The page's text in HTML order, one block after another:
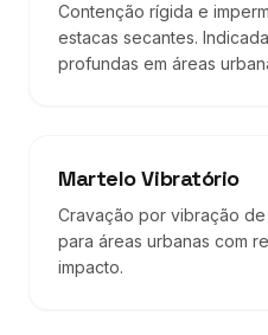
Contenção rígida e
estacas secantes.
profundas em áreas
Martelo Vibratório
Cravação por vibração
para áreas urbanas com
impacto.